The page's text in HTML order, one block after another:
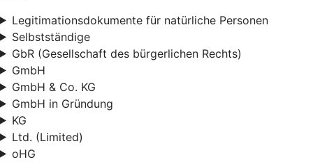
Legitimationsdokumente für natürliche Personen
Selbstständige
GbR (Gesellschaft des bürgerlichen Rechts)
GmbH
GmbH & Co. KG
GmbH in Gründung
KG
Ltd. (Limited)
oHG